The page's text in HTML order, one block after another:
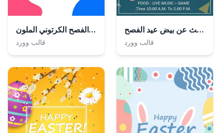
ملصق عيد الفصح الكرتوني الملون
قالب وورد
ملصق البحث عن بيض عيد الفصح
قالب وورد